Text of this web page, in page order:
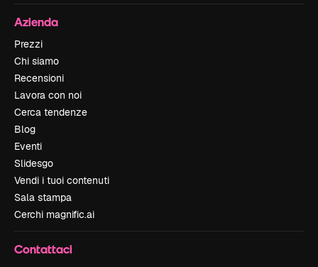
Azienda
Prezzi
Chi siamo
Recensioni
Lavora con noi
Cerca tendenze
Blog
Eventi
Slidesgo
Vendi i tuoi contenuti
Sala stampa
Cerchi magnific.ai
Contattaci